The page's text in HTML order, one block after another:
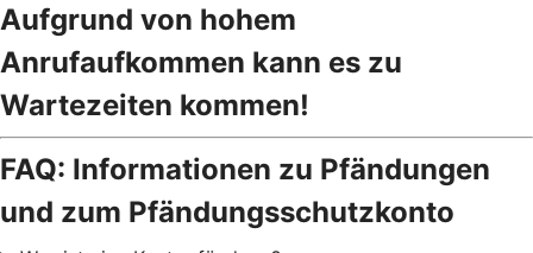
Aufgrund von hohem
Anrufaufkommen kann es zu
Wartezeiten kommen!
FAQ: Informationen zu Pfändungen
und zum Pfändungsschutzkonto